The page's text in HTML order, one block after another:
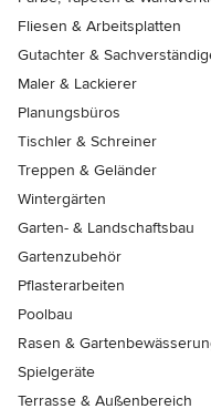
Fliesen & Arbeitsplatten
Gutachter &
Maler & Lackierer
Planungsbüros
Tischler & Schreiner
Treppen & Geländer
Wintergärten
Garten- & Landschaftsbau
Gartenzubehör
Pflasterarbeiten
Poolbau
Rasen &
Spielgeräte
Terrasse & Außenbereich